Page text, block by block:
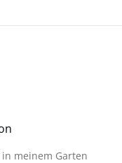
meinem Garten